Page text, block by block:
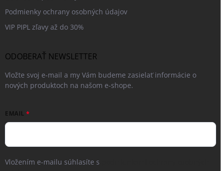
Podmienky ochrany osobných údajov
VIP PIPL zľavy až do 30%
ODOBERAŤ NEWSLETTER
Vložte svoj e-mail a my Vám budeme zasielať informácie o
nových produktoch na našom e-shope.
EMAIL
Vložením e-mailu súhlasíte s